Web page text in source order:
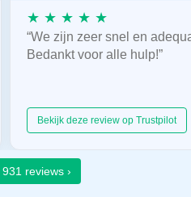
★ ★ ★ ★ ★
“We zijn zeer snel en
Bedankt voor alle hulp!”
Bekijk deze review op Trustpilot
reviews ›